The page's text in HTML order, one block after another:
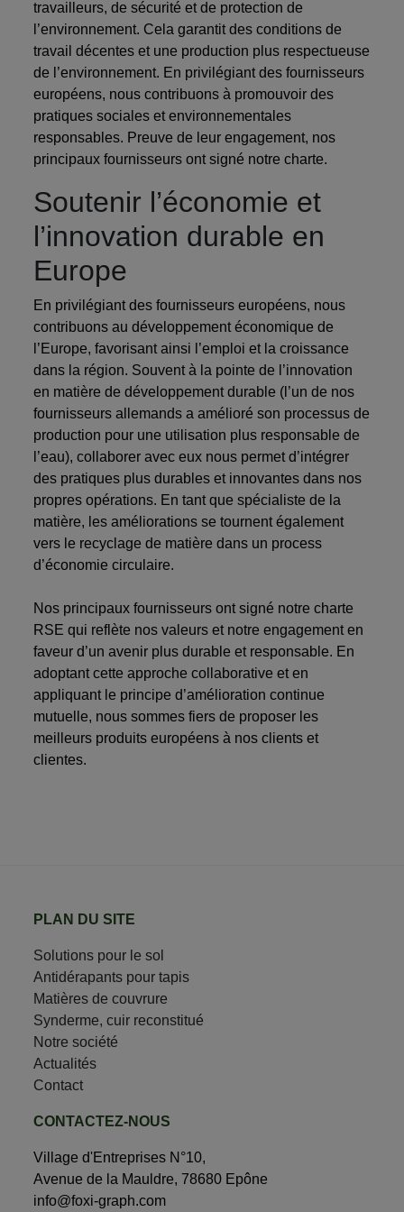
travailleurs, de sécurité et de protection de
l’environnement. Cela garantit des conditions de
travail décentes et une production plus respectueuse
de l’environnement. En privilégiant des fournisseurs
européens, nous contribuons à promouvoir des
pratiques sociales et environnementales
responsables. Preuve de leur engagement, nos
principaux fournisseurs ont signé notre charte.
Soutenir l’économie et
l’innovation durable en
Europe
En privilégiant des fournisseurs européens, nous
contribuons au développement économique de
l’Europe, favorisant ainsi l’emploi et la croissance
dans la région. Souvent à la pointe de l’innovation
en matière de développement durable (l’un de nos
fournisseurs allemands a amélioré son processus de
production pour une utilisation plus responsable de
l’eau), collaborer avec eux nous permet d’intégrer
des pratiques plus durables et innovantes dans nos
propres opérations. En tant que spécialiste de la
matière, les améliorations se tournent également
vers le recyclage de matière dans un process
d’économie circulaire.
Nos principaux fournisseurs ont signé notre charte
RSE qui reflète nos valeurs et notre engagement en
faveur d’un avenir plus durable et responsable. En
adoptant cette approche collaborative et en
appliquant le principe d’amélioration continue
mutuelle, nous sommes fiers de proposer les
meilleurs produits européens à nos clients et
clientes.
PLAN DU SITE
Solutions pour le sol
Antidérapants pour tapis
Matières de couvrure
Synderme, cuir reconstitué
Notre société
Actualités
Contact
CONTACTEZ-NOUS
Village d'Entreprises N°10,
Avenue de la Mauldre, 78680 Epône
info@foxi-graph.com